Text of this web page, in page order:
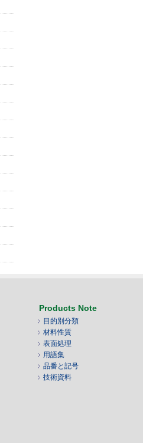
Products Note
目的別分類
材料性質
表面処理
用語集
品番と記号
技術資料